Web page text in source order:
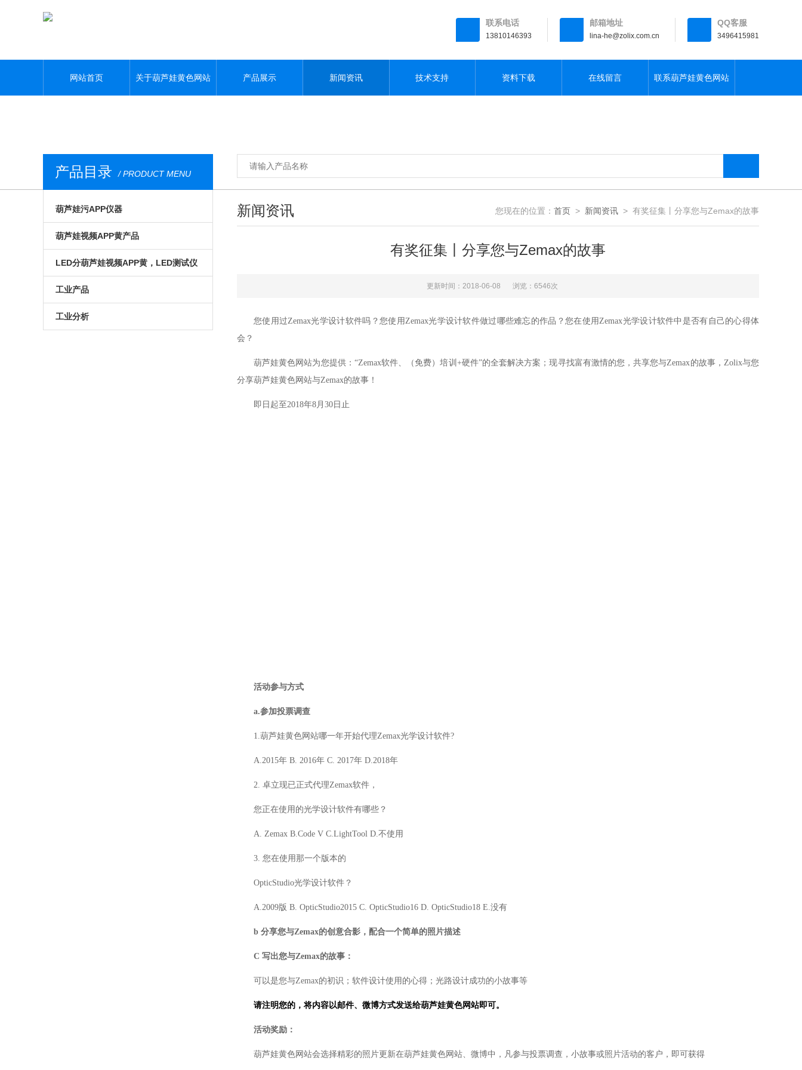
联系电话
13810146393
邮箱地址
lina-he@zolix.com.cn
QQ客服
3496415981
网站首页 关于葫芦娃黄色网站 产品展示 新闻资讯 技术支持 资料下载 在线留言 联系葫芦娃黄色网站
产品目录 / PRODUCT MENU
葫芦娃污APP仪器
光电模组与系统
微区磁光及角分辨
原子葫芦娃污APP
门控相机/分幅相机
葫芦娃视频APP黄产品
手动位移台
电动升降台
相机
LED分葫芦娃视频APP黄，LED测试仪
LED测试仪
工业产品
旋转滑台
工业分析
新闻资讯 您现在的位置： 首页 > 新闻资讯 > 有奖征集丨分享您与Zemax的故事
有奖征集丨分享您与Zemax的故事
更新时间：2018-06-08 浏览：6546次
您使用过Zemax光学设计软件吗？您使用Zemax光学设计软件做过哪些难忘的作品？您在使用Zemax光学设计软件中是否有自己的心得体
会？
葫芦娃黄色网站为您提供：“Zemax软件、（免费）培训+硬件”的全套解决方案；现寻找富有激情的您，共享您与Zemax的故事，Zolix与您
分享葫芦娃黄色网站与Zemax的故事！
即日起至2018年8月30日止
活动参与方式
a.参加投票调查
1.葫芦娃黄色网站哪一年开始代理Zemax光学设计软件?
A.2015年 B. 2016年 C. 2017年 D.2018年
2. 卓立现已正式代理Zemax软件，
您正在使用的光学设计软件有哪些 ？
A. Zemax B.Code V C.LightTool D.不使用
3. 您在使用那一个版本的
OpticStudio光学设计软件？
A.2009版 B. OpticStudio2015 C. OpticStudio16 D. OpticStudio18 E.没有
b 分享您与Zemax的创意合影，配合一个简单的照片描述
C 写出您与Zemax的故事：
可以是您与Zemax的初识 ； 软件设计使用的心得 ； 光路设计成功的小故事等
请注明您的 ，将内容以邮件、微博方式发送给葫芦娃黄色网站即可。
活动奖励：
葫芦娃黄色网站会选择精彩的照片更新在葫芦娃黄色网站、微博中，凡参与投票调查，小故事或照片活动的客户，即可获得